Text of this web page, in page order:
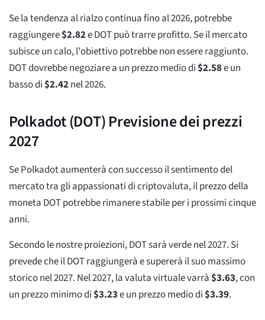
Se la tendenza al rialzo continua fino al 2026, potrebbe
raggiungere$2.82e DOT può trarre profitto. Se il mercato
subisce un calo, l'obiettivo potrebbe non essere raggiunto.
DOT dovrebbe negoziare a un prezzo medio di$2.58e un
basso di$2.42nel 2026.
Polkadot (DOT) Previsione dei prezzi
2027
Se Polkadot aumenterà con successo il sentimento del
mercato tra gli appassionati di criptovaluta, il prezzo della
moneta DOT potrebbe rimanere stabile per i prossimi cinque
anni.
Secondo le nostre proiezioni, DOT sarà verde nel 2027. Si
prevede che il DOT raggiungerà e supererà il suo massimo
storico nel 2027. Nel 2027, la valuta virtuale varrà$3.63, con
un prezzo minimo di$3.23e un prezzo medio di$3.39.